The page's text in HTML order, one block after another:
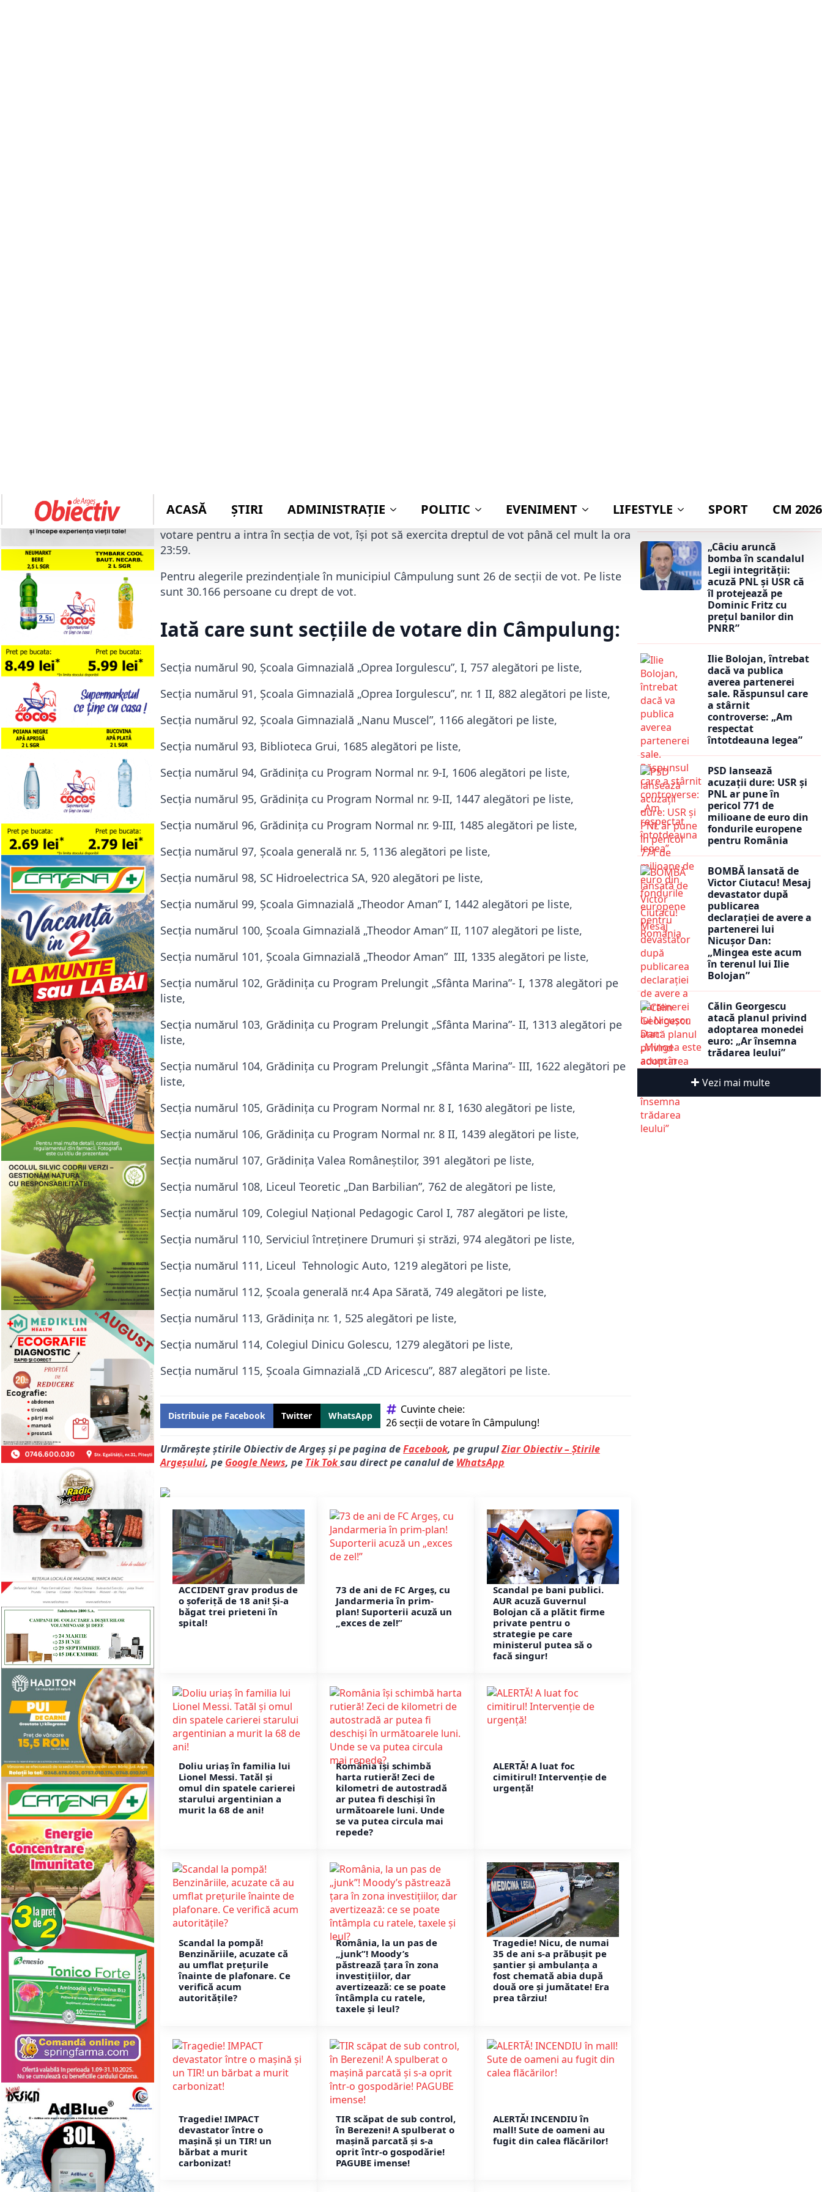
Potrivit Legii 370 din 2004, pentrualegerea președintelui, alegătorii care la ora 21:00 se
află la sediul secției de votare, dar și cei care se află la rând în afara sediului secției de
votare pentru a intra în secția de vot, își pot să exercita dreptul de vot până cel mult la ora
23:59.
Pentru alegerile prezindențiale în municipiul Câmpulung sunt 26 de secţii de vot. Pe liste
sunt 30.166 persoane cu drept de vot.
Iată care sunt secţiile de votare din Câmpulung:
Secţia numărul 90, Şcoala Gimnazială „Oprea Iorgulescu”, I, 757 alegători pe liste,
Secţia numărul 91, Şcoala Gimnazială „Oprea Iorgulescu”, nr. 1 II, 882 alegători pe liste,
Secţia numărul 92, Şcoala Gimnazială „Nanu Muscel”, 1166 alegători pe liste,
Secţia numărul 93, Biblioteca Grui, 1685 alegători pe liste,
Secţia numărul 94, Grădiniţa cu Program Normal nr. 9-I, 1606 alegători pe liste,
Secţia numărul 95, Grădiniţa cu Program Normal nr. 9-II, 1447 alegători pe liste,
Secţia numărul 96, Grădiniţa cu Program Normal nr. 9-III, 1485 alegători pe liste,
Secţia numărul 97, Şcoala generală nr. 5, 1136 alegători pe liste,
Secţia numărul 98, SC Hidroelectrica SA, 920 alegători pe liste,
Secţia numărul 99, Şcoala Gimnazială „Theodor Aman” I, 1442 alegători pe liste,
Secţia numărul 100, Şcoala Gimnazială „Theodor Aman” II, 1107 alegători pe liste,
Secţia numărul 101, Şcoala Gimnazială „Theodor Aman” III, 1335 alegători pe liste,
Secţia numărul 102, Grădiniţa cu Program Prelungit „Sfânta Marina”- I, 1378 alegători pe
liste,
Secţia numărul 103, Grădiniţa cu Program Prelungit „Sfânta Marina”- II, 1313 alegători pe
liste,
Secţia numărul 104, Grădiniţa cu Program Prelungit „Sfânta Marina”- III, 1622 alegători pe
liste,
Secţia numărul 105, Grădiniţa cu Program Normal nr. 8 I, 1630 alegători pe liste,
Secţia numărul 106, Grădiniţa cu Program Normal nr. 8 II, 1439 alegători pe liste,
Secţia numărul 107, Grădiniţa Valea Româneştilor, 391 alegători pe liste,
Secţia numărul 108, Liceul Teoretic „Dan Barbilian”, 762 de alegători pe liste,
Secţia numărul 109, Colegiul Naţional Pedagogic Carol I, 787 alegători pe liste,
Secţia numărul 110, Serviciul întreţinere Drumuri şi străzi, 974 alegători pe liste,
Secţia numărul 111, Liceul Tehnologic Auto, 1219 alegători pe liste,
Secţia numărul 112, Şcoala generală nr.4 Apa Sărată, 749 alegători pe liste,
Secţia numărul 113, Grădiniţa nr. 1, 525 alegători pe liste,
Secţia numărul 114, Colegiul Dinicu Golescu, 1279 alegători pe liste,
Secţia numărul 115, Şcoala Gimnazială „CD Aricescu”, 887 alegători pe liste.
Distribuie pe Facebook Twitter WhatsApp
Cuvinte cheie:
26 secții de votare în Câmpulung!
Urmărește știrile Obiectiv de Argeș și pe pagina deFacebook, pe grupulZiar Obiectiv – Știrile
Argeșului, pe Google News, pe Tik Toksau direct pe canalul de WhatsApp
ACCIDENT grav produs de
o șoferiță de 18 ani! Și-a
băgat trei prieteni în
spital!
73 de ani de FC Argeș, cu
Jandarmeria în prim-
plan! Suporterii acuză un
„exces de zel!”
Scandal pe bani publici.
AUR acuză Guvernul
Bolojan că a plătit firme
private pentru o
strategie pe care
ministerul putea să o
facă singur!
Doliu uriaș în familia lui
Lionel Messi. Tatăl și
omul din spatele carierei
starului argentinian a
murit la 68 de ani!
România își schimbă
harta rutieră! Zeci de
kilometri de autostradă
ar putea fi deschiși în
următoarele luni. Unde
se va putea circula mai
repede?
ALERTĂ! A luat foc
cimitirul! Intervenție de
urgență!
Scandal la pompă!
Benzinăriile, acuzate că
au umflat prețurile
înainte de plafonare. Ce
verifică acum
autoritățile?
România, la un pas de
„junk”! Moody’s
păstrează țara în zona
investițiilor, dar
avertizează: ce se poate
întâmpla cu ratele,
taxele și leul?
Tragedie! Nicu, de numai
35 de ani s-a prăbușit pe
șantier și ambulanța a
fost chemată abia după
două ore și jumătate! Era
prea târziu!
Tragedie! IMPACT
devastator între o
mașină și un TIR! un
bărbat a murit
carbonizat!
TIR scăpat de sub control,
în Berezeni! A spulberat o
mașină parcată și s-a
oprit într-o gospodărie!
PAGUBE imense!
ALERTĂ! INCENDIU în
mall! Sute de oameni au
fugit din calea flăcărilor!
scumpă cale de a
ruina o țară”
„Câciu aruncă
bomba în scandalul
Legii integrității:
acuză PNL și USR că
îl protejează pe
Dominic Fritz cu
prețul banilor din
PNRR”
Ilie Bolojan, întrebat
dacă va publica
averea partenerei
sale. Răspunsul care
a stârnit
controverse: „Am
respectat
întotdeauna legea”
PSD lansează
acuzații dure: USR și
PNL ar pune în
pericol 771 de
milioane de euro din
fondurile europene
pentru România
BOMBĂ lansată de
Victor Ciutacu! Mesaj
devastator după
publicarea
declarației de avere a
partenerei lui
Nicușor Dan:
„Mingea este acum
în terenul lui Ilie
Bolojan”
Călin Georgescu
atacă planul privind
adoptarea monedei
euro: „Ar însemna
trădarea leului”
Vezi mai multe